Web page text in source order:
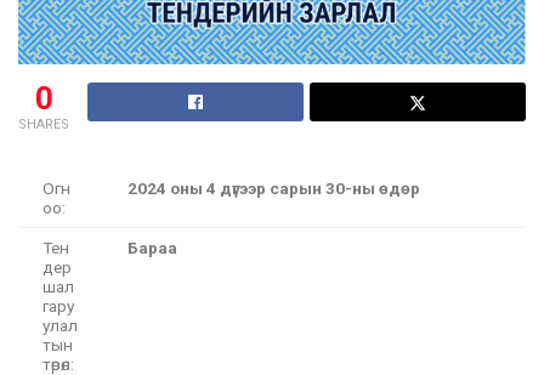
0
SHARES
Огн
оо:
2024 оны 4 дүгээр сарын 30-ны өдөр
Тен
дер
шал
гару
улал
тын
төрөл:
Бараа